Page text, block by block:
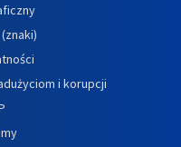
i korupcji